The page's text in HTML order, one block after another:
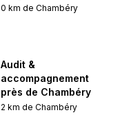
0 km de Chambéry
Audit &
accompagnement
près de Chambéry
2 km de Chambéry